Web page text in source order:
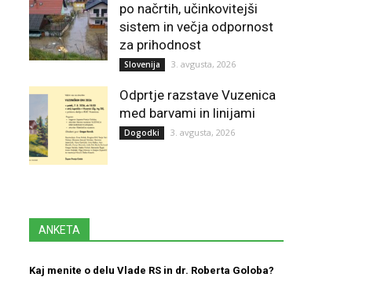
po načrtih, učinkovitejši
sistem in večja odpornost
za prihodnost
Slovenija 3. avgusta, 2026
Odprtje razstave Vuzenica
med barvami in linijami
Dogodki 3. avgusta, 2026
ANKETA
Kaj menite o delu Vlade RS in dr. Roberta Goloba?